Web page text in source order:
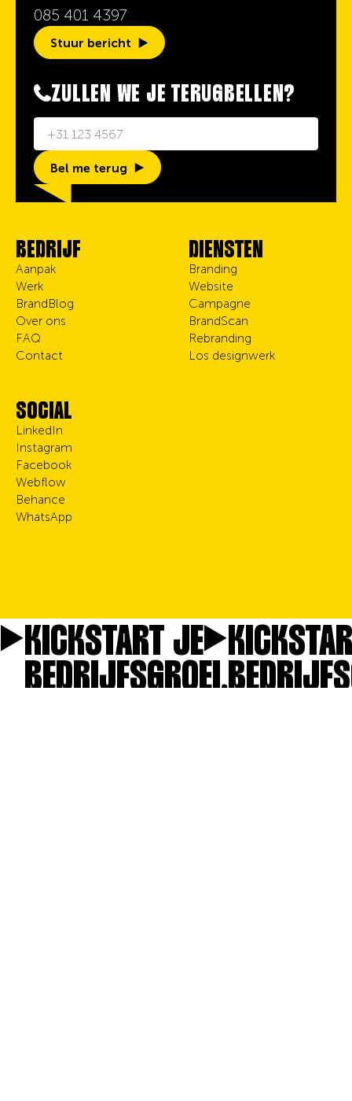
085 401 4397
Stuur bericht
ZULLEN WE JE TERUGBELLEN?
Bel me terug
BEDRIJF
Aanpak
Werk
BrandBlog
Over ons
FAQ
Contact
DIENSTEN
Branding
Website
Campagne
BrandScan
Rebranding
Los designwerk
SOCIAL
LinkedIn
Instagram
Facebook
Webflow
Behance
WhatsApp
KICKSTART JE
BEDRIJFSGROEI.